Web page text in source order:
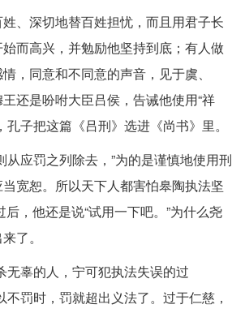
、深切地替百姓担忧，而且用君子长
而高兴，并勉励他坚持到底；有人做
，同意和不同意的声音，见于虞、
还是吩咐大臣吕侯，告诫他使用“祥
子把这篇《吕刑》选进《尚书》里。
应罚之列除去，”为的是谨慎地使用刑
宽恕。所以天下人都害怕皋陶执法坚
，他还是说“试用一下吧。”为什么尧
了。
无辜的人，宁可犯执法失误的过
罚时，罚就超出义法了。过于仁慈，